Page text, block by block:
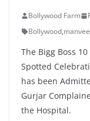
Bollywood Farm
Bollywood,
The Bigg Boss
Spotted
has been
Gurjar
the Hospital.